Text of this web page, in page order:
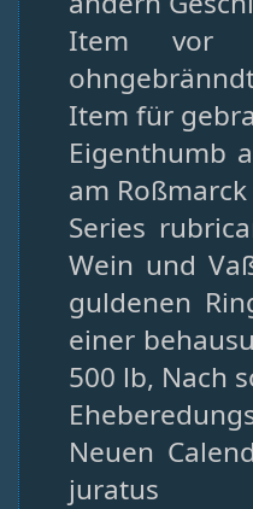
Item vor
Item für
Eigenthumb
am
Series
Wein und
guldenen
einer
500 lb, Nach
Neuen
juratus